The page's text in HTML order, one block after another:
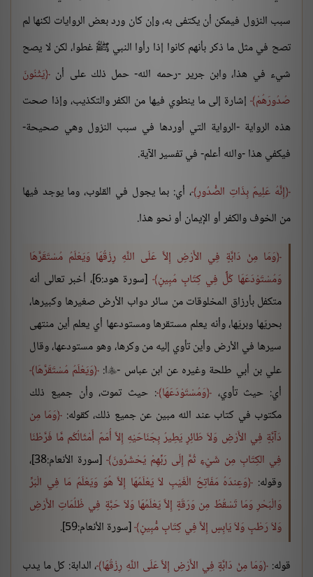
سبب النزول فيمكن أن يكتفى به، وإن كان ورد بعض الروايات لكنها لم
تصح في مثل ما ذكر بأنهم كانوا إذا رأوا النبي ﷺ غطوا، لكن لا يصح
شيء في هذا، وابن جرير -رحمه الله- حمل ذلك على أن يَثْنُونَ
صُدُورَهُمْ إشارة إلى ما ينطوي فيها من الكفر والتكذيب، وإذا صحت
هذه الرواية -الرواية التي أوردها في سبب النزول وهي صحيحة-
فيكفي هذا -والله أعلم- في تفسير الآية.
إِنَّهُ عَلِيمٌ بِذَاتِ الصُّدُورِ ، أي: بما يجول في القلوب، وما يوجد فيها
من الخوف والكفر أو الإيمان أو نحو هذا.
وَمَا مِنْ دَابَّةٍ فِي الأَرْضِ إِلاَّ عَلَى اللَّهِ رِزْقُهَا وَيَعْلَمُ مُسْتَقَرَّهَا
وَمُسْتَوْدَعَهَا كُلٌّ فِي كِتَابٍ مُبِينٍ
[سورة هود:6]، أخبر تعالى أنه
متكفل بأرزاق المخلوقات من سائر دواب الأرض صغيرها وكبيرها،
بحريّها وبريّها، وأنه يعلم مستقرها ومستودعها أي يعلم أين منتهى
سيرها في الأرض وأين تأوي إليه من وكرها، وهو مستودعها، وقال
علي بن أبي طلحة وغيره عن ابن عباس -ا: وَيَعْلَمُ مُسْتَقَرَّهَا
أي: حيث تأوي، وَمُسْتَوْدَعَهَا : حيث تموت، وأن جميع ذلك
مكتوب في كتاب عند الله مبين عن جميع ذلك، كقوله: وَمَا مِن
دَآبَّةٍ فِي الأَرْضِ وَلاَ طَائِرٍ يَطِيرُ بِجَنَاحَيْهِ إِلاَّ أُمَمٌ أَمْثَالُكُم مَّا فَرَّطْنَا
فِي الكِتَابِ مِن شَيْءٍ ثُمَّ إِلَى رَبِّهِمْ يُحْشَرُونَ
[سورة الأنعام:38]،
وقوله: وَعِندَهُ مَفَاتِحُ الْغَيْبِ لاَ يَعْلَمُهَا إِلاَّ هُوَ وَيَعْلَمُ مَا فِي الْبَرِّ
وَالْبَحْرِ وَمَا تَسْقُطُ مِن وَرَقَةٍ إِلاَّ يَعْلَمُهَا وَلاَ حَبَّةٍ فِي ظُلُمَاتِ الأَرْضِ
وَلاَ رَطْبٍ وَلاَ يَابِسٍ إِلاَّ فِي كِتَابٍ مُّبِينٍ [سورة الأنعام:59].
قوله: وَمَا مِنْ دَابَّةٍ فِي الأَرْضِ إِلاَّ عَلَى اللَّهِ رِزْقُهَا ، الدابة: كل ما يدب